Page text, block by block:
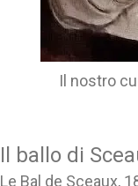
Il nostro
Il ballo di
Le Bal de Sceaux,